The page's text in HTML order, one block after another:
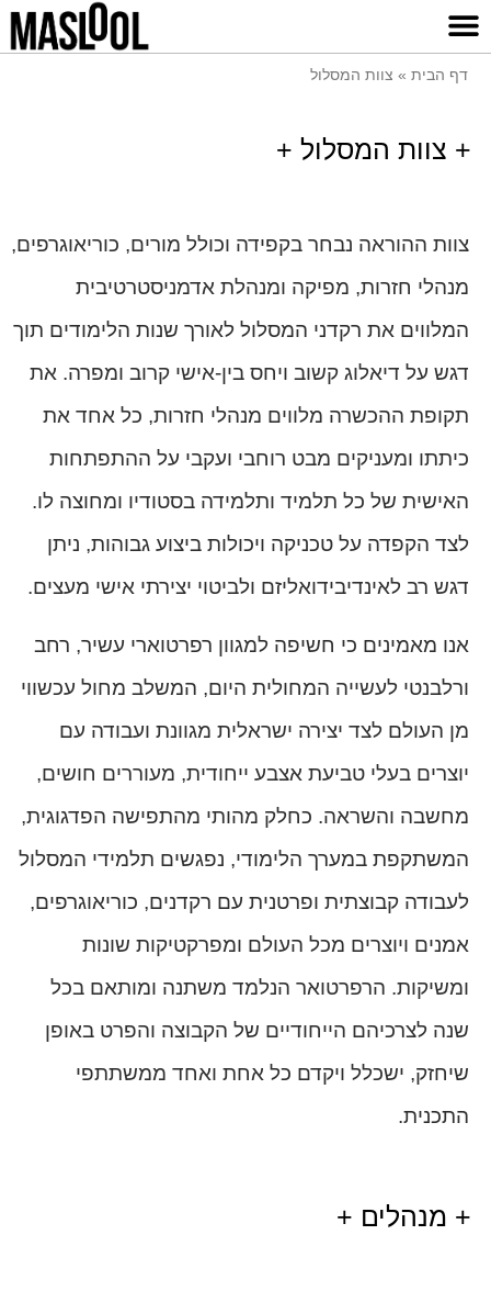
דף הבית » צוות המסלול
+ צוות המסלול +
צוות ההוראה נבחר בקפידה וכולל מורים, כוריאוגרפים,
מנהלי חזרות, מפיקה ומנהלת אדמניסטרטיבית
המלווים את רקדני המסלול לאורך שנות הלימודים תוך
דגש על דיאלוג קשוב ויחס בין-אישי קרוב ומפרה. את
תקופת ההכשרה מלווים מנהלי חזרות, כל אחד את
כיתתו ומעניקים מבט רוחבי ועקבי על ההתפתחות
האישית של כל תלמיד ותלמידה בסטודיו ומחוצה לו.
לצד הקפדה על טכניקה ויכולות ביצוע גבוהות, ניתן
דגש רב לאינדיבידואליזם ולביטוי יצירתי אישי מעצים.
אנו מאמינים כי חשיפה למגוון רפרטוארי עשיר, רחב
ורלבנטי לעשייה המחולית היום, המשלב מחול עכשווי
מן העולם לצד יצירה ישראלית מגוונת ועבודה עם
יוצרים בעלי טביעת אצבע ייחודית, מעוררים חושים,
מחשבה והשראה. כחלק מהותי מהתפישה הפדגוגית,
המשתקפת במערך הלימודי, נפגשים תלמידי המסלול
לעבודה קבוצתית ופרטנית עם רקדנים, כוריאוגרפים,
אמנים ויוצרים מכל העולם ומפרקטיקות שונות
ומשיקות. הרפרטואר הנלמד משתנה ומותאם בכל
שנה לצרכיהם הייחודיים של הקבוצה והפרט באופן
שיחזק, ישכלל ויקדם כל אחת ואחד ממשתתפי
התכנית.
+ מנהלים +